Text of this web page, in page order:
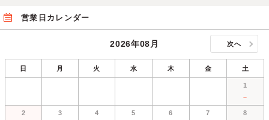
営業日カレンダー
2026年08月 次へ
日 月 火 水 木 金 土
1
－
2 3 4 5 6 7 8